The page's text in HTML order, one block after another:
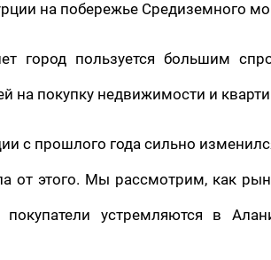
на побережье Средиземного
город пользуется большим
на покупку недвижимости и
с прошлого года сильно
от этого. Мы рассмотрим, как
устремляются в